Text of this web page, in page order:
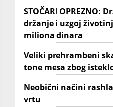
STOČARI OPREZNO:
držanje i uzgoj
miliona dinara
Veliki prehrambeni
tone mesa zbog
Neobični načini
vrtu